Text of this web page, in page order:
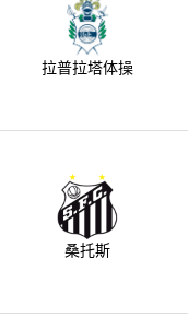
拉普拉塔体操
桑托斯